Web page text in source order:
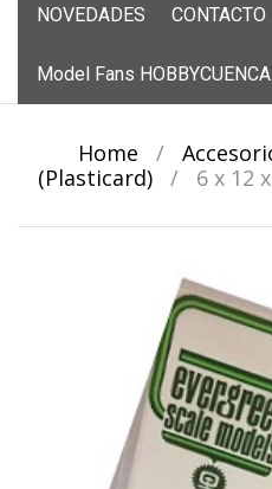
NOVEDADES CONTACTO
Model Fans HOBBYCUENCA
Home /
(Plasticard)
/ 6 x 12